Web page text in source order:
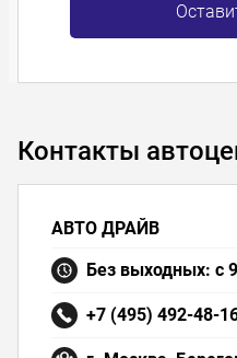
Контакты
АВТО ДРАЙВ
Без выходных: с
+7 (495) 492-48-